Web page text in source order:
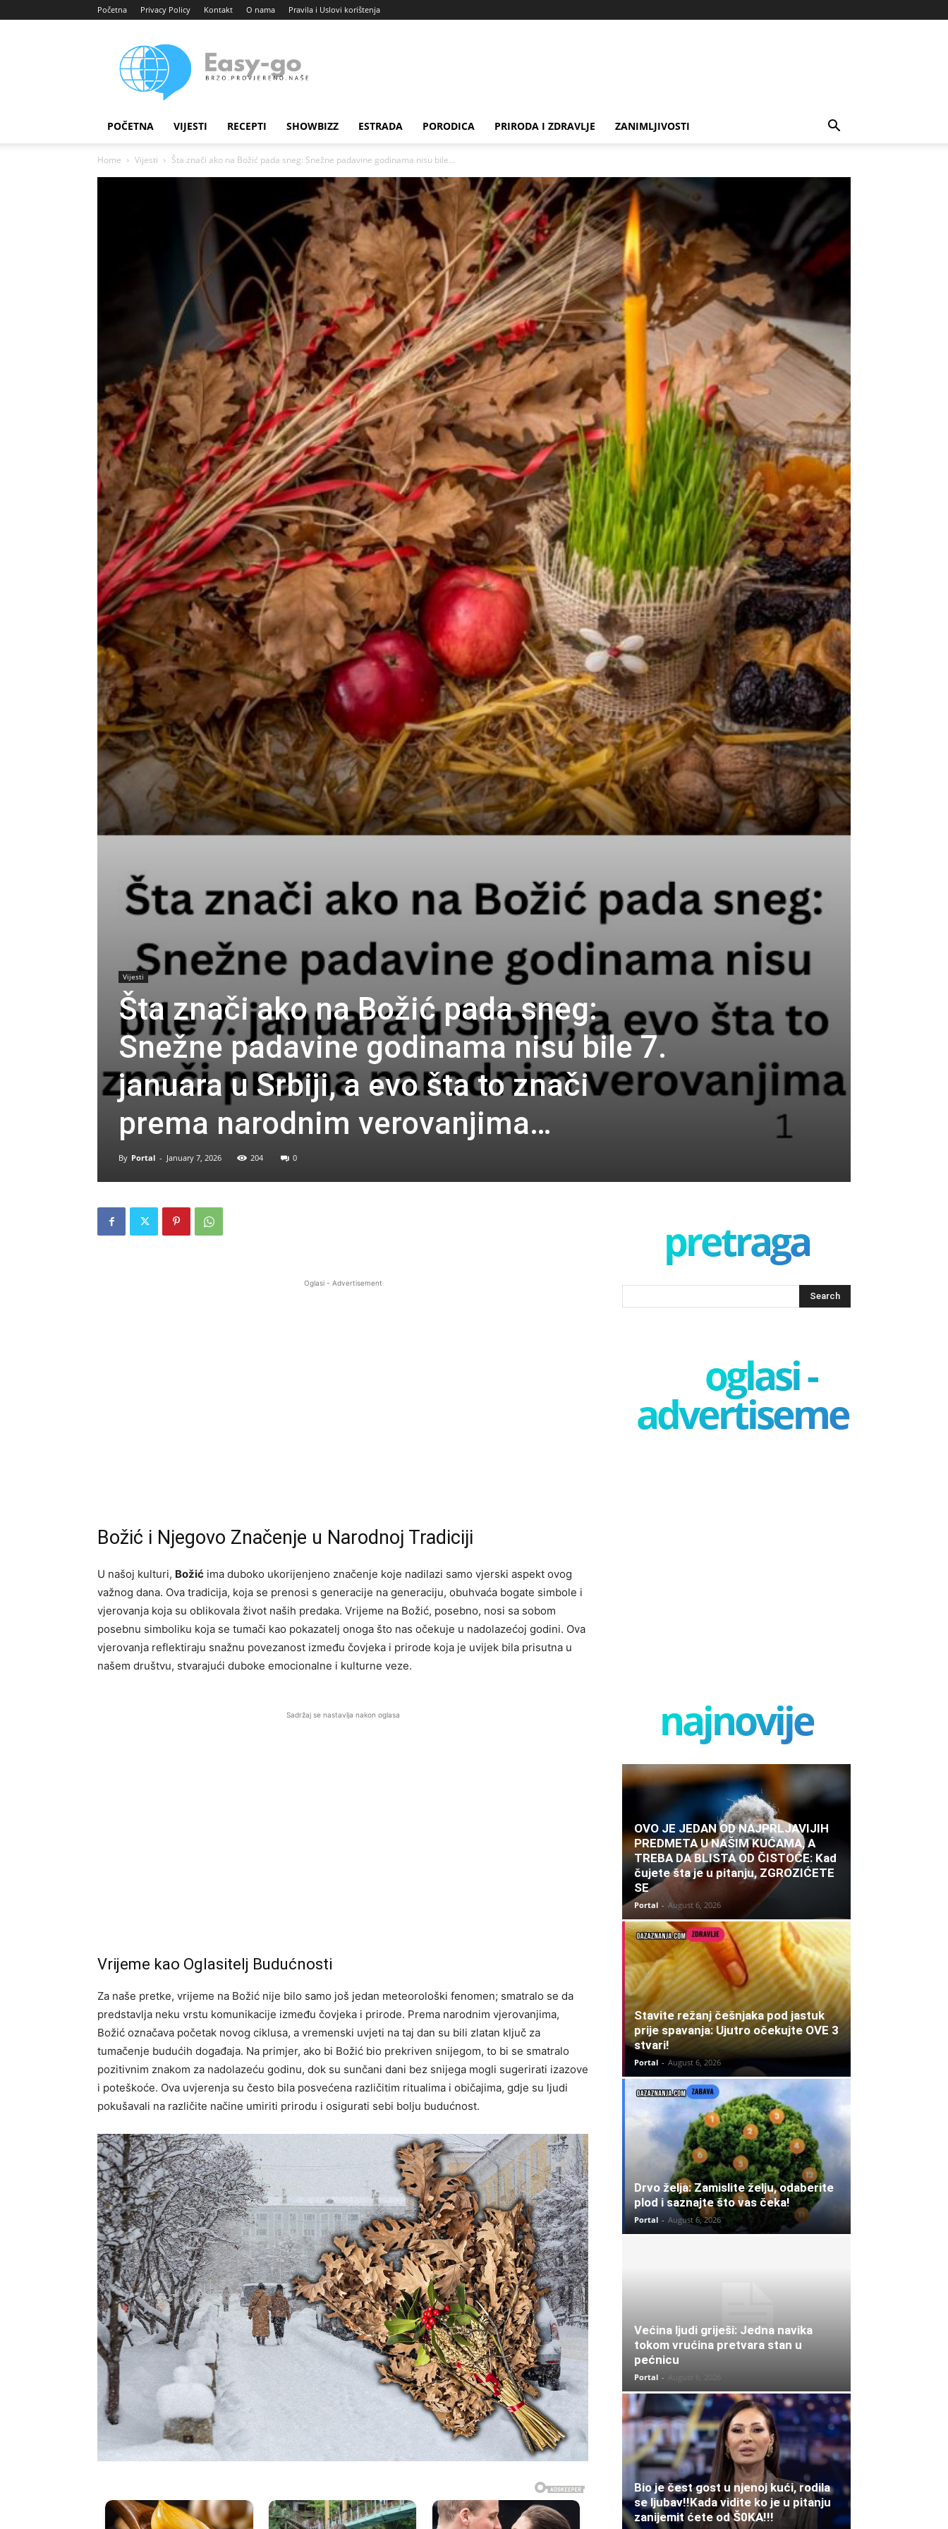
Početna Privacy Policy Kontakt O nama Pravila i Uslovi korištenja
portal
POČETNA VIJESTI RECEPTI SHOWBIZZ ESTRADA PORODICA PRIRODA I ZDRAVLJE ZANIMLJIVOSTI
Home Vijesti Šta znači ako na Božić pada sneg: Snežne padavine godinama nisu bile...
Vijesti
Šta znači ako na Božić pada sneg:
Snežne padavine godinama nisu bile 7.
januara u Srbiji, a evo šta to znači
prema narodnim verovanjima…
By Portal - January 7, 2026 204 0
Oglasi - Advertisement
Božić i Njegovo Značenje u Narodnoj Tradiciji
U našoj kulturi, Božić ima duboko ukorijenjeno značenje koje nadilazi samo vjerski aspekt ovog
važnog dana. Ova tradicija, koja se prenosi s generacije na generaciju, obuhvaća bogate simbole i
vjerovanja koja su oblikovala život naših predaka. Vrijeme na Božić, posebno, nosi sa sobom
posebnu simboliku koja se tumači kao pokazatelj onoga što nas očekuje u nadolazećoj godini. Ova
vjerovanja reflektiraju snažnu povezanost između čovjeka i prirode koja je uvijek bila prisutna u
našem društvu, stvarajući duboke emocionalne i kulturne veze.
Sadržaj se nastavlja nakon oglasa
Vrijeme kao Oglasitelj Budućnosti
Za naše pretke, vrijeme na Božić nije bilo samo još jedan meteorološki fenomen; smatralo se da
predstavlja neku vrstu komunikacije između čovjeka i prirode. Prema narodnim vjerovanjima,
Božić označava početak novog ciklusa, a vremenski uvjeti na taj dan su bili zlatan ključ za
tumačenje budućih događaja. Na primjer, ako bi Božić bio prekriven snijegom, to bi se smatralo
pozitivnim znakom za nadolazeću godinu, dok su sunčani dani bez snijega mogli sugerirati izazove
i poteškoće. Ova uvjerenja su često bila posvećena različitim ritualima i običajima, gdje su ljudi
pokušavali na različite načine umiriti prirodu i osigurati sebi bolju budućnost.
pretraga
oglasi -
advertisement
najnovije
OVO JE JEDAN OD NAJPRLJAVIJIH
PREDMETA U NAŠIM KUĆAMA, A
TREBA DA BLISTA OD ČISTOĆE: Kad
čujete šta je u pitanju, ZGROZIĆETE
SE
Portal - August 6, 2026
Stavite režanj češnjaka pod jastuk
prije spavanja: Ujutro očekujte OVE 3
stvari!
Portal - August 6, 2026
Drvo želja: Zamislite želju, odaberite
plod i saznajte što vas čeka!
Portal - August 6, 2026
Većina ljudi griješi: Jedna navika
tokom vrućina pretvara stan u
pećnicu
Portal - August 6, 2026
Bio je čest gost u njenoj kući, rodila
se ljubav!!Kada vidite ko je u pitanju
zanijemit ćete od Š0KA!!!